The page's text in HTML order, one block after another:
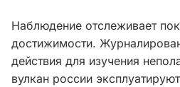
Наблюдение отслеживает
достижимости.
действия для изучения
вулкан россии